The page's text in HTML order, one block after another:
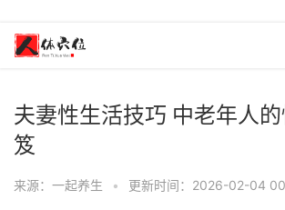
夫妻性生活技巧 中老年人
笈
来源：一起养生 • 更新时间：2026-02-04